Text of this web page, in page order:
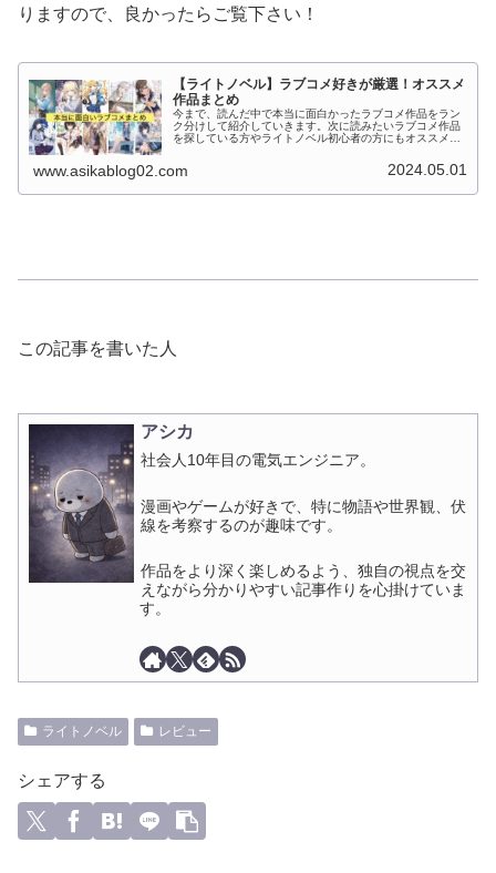
りますので、良かったらご覧下さい！
【ライトノベル】ラブコメ好きが厳選！オススメ
作品まとめ
今まで、読んだ中で本当に面白かったラブコメ作品をラン
ク分けして紹介していきます。次に読みたいラブコメ作品
を探している方やライトノベル初心者の方にもオススメの
www.asikablog02.com 2024.05.01
この記事を書いた人
アシカ
社会人10年目の電気エンジニア。
漫画やゲームが好きで、特に物語や世界観、伏
線を考察するのが趣味です。
作品をより深く楽しめるよう、独自の視点を交
えながら分かりやすい記事作りを心掛けていま
す。
ライトノベル レビュー
シェアする